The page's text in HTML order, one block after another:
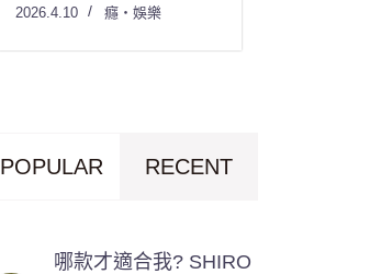
2026.4.10 癮・娛樂
POPULAR RECENT
哪款才適合我? SHIRO